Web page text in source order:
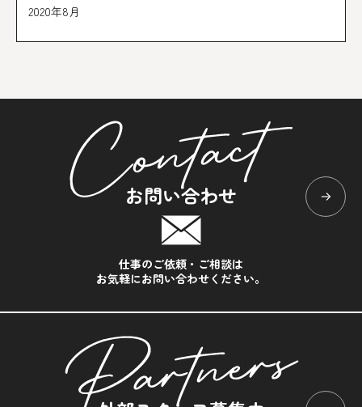
2020年8月
お問い合わせ
仕事のご依頼・ご相談は
お気軽にお問い合わせください。